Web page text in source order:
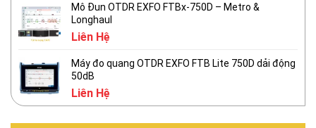
Mô Đun OTDR EXFO FTBx-750D – Metro &
Longhaul
Liên Hệ
Máy đo quang OTDR EXFO FTB Lite 750D dải động
50dB
Liên Hệ